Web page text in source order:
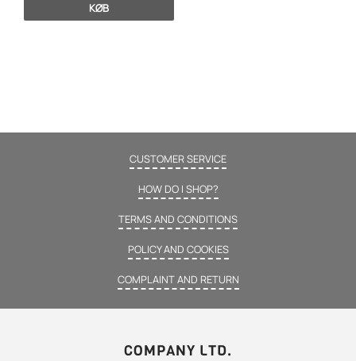
KØB
CUSTOMER SERVICE
HOW DO I SHOP?
TERMS AND CONDITIONS
POLICY AND COOKIES
COMPLAINT AND RETURN
COMPANY LTD.